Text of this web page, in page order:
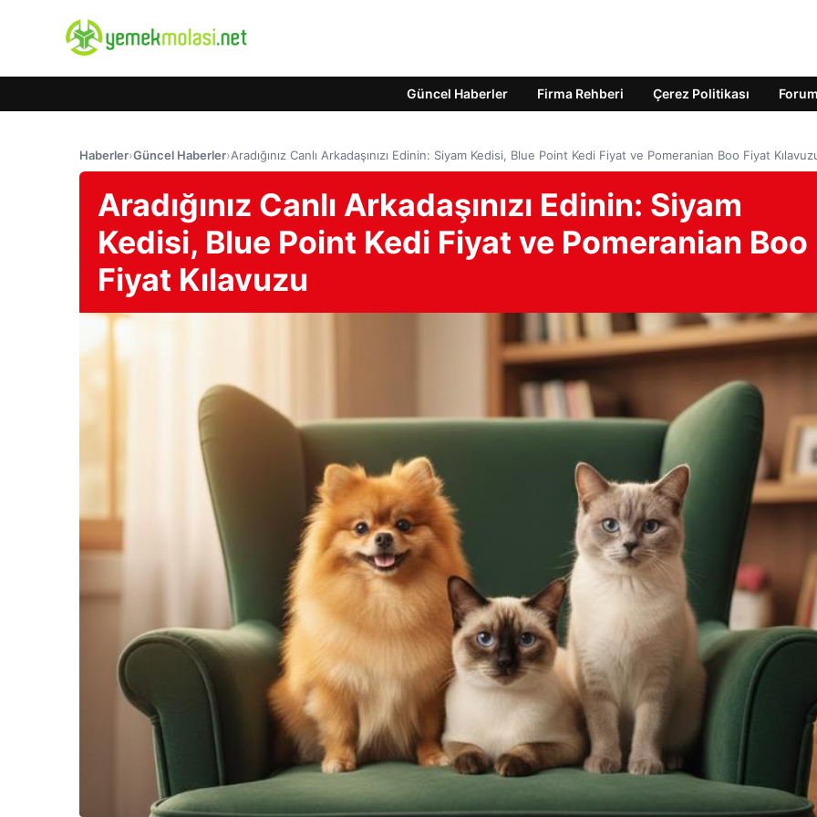
Güncel Haberler Firma Rehberi Çerez Politikası Forum
Haberler›Güncel Haberler›Aradığınız Canlı Arkadaşınızı Edinin: Siyam Kedisi, Blue Point Kedi Fiyat ve Pomeranian Boo Fiyat
Aradığınız Canlı Arkadaşınızı Edinin: Siyam
Kedisi, Blue Point Kedi Fiyat ve Pomeranian Boo
Fiyat Kılavuzu